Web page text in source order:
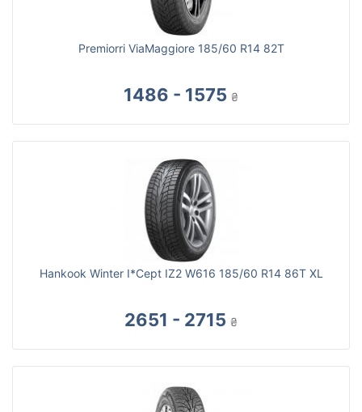
Premiorri ViaMaggiore 185/60 R14 82T
1486 - 1575 ₴
Hankook Winter I*Cept IZ2 W616 185/60 R14 86T XL
2651 - 2715 ₴